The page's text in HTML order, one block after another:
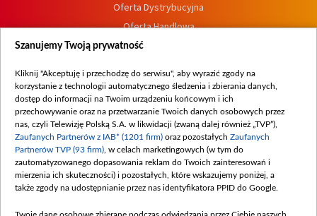
Oferta Dystrybucyjna
Oferta Handlowa
Dostępność
Procedura zgłoszeń wewnętrznych
Szanujemy Twoją prywatność
Kliknij "Akceptuję i przechodzę do serwisu", aby wyrazić zgody na
korzystanie z technologii automatycznego śledzenia i zbierania danych,
dostęp do informacji na Twoim urządzeniu końcowym i ich
przechowywanie oraz na przetwarzanie Twoich danych osobowych przez
nas, czyli Telewizję Polską S.A. w likwidacji (zwaną dalej również „TVP”),
Zaufanych Partnerów z IAB* (1201 firm) oraz pozostałych Zaufanych
Partnerów TVP (93 firm) , w celach marketingowych (w tym do
zautomatyzowanego dopasowania reklam do Twoich zainteresowań i
mierzenia ich skuteczności) i pozostałych, które wskazujemy poniżej, a
także zgody na udostępnianie przez nas identyfikatora PPID do Google.